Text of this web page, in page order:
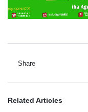
Share
Related Articles